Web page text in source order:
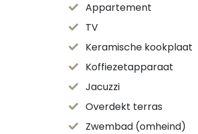
Appartement
TV
Keramische kookplaat
Koffiezetapparaat
Jacuzzi
Overdekt terras
Zwembad (omheind)